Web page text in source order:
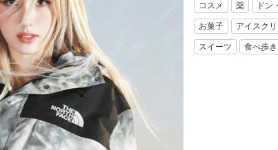
コスメ 薬 ドン
お菓子 アイスク
スイーツ 食べ歩き